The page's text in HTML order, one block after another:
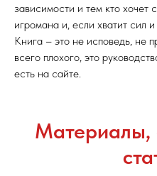
зависимости и тем кто хочет
игромана и, если хватит сил
Книга – это не исповедь, не
всего плохого, это
есть на сайте.
Материалы,